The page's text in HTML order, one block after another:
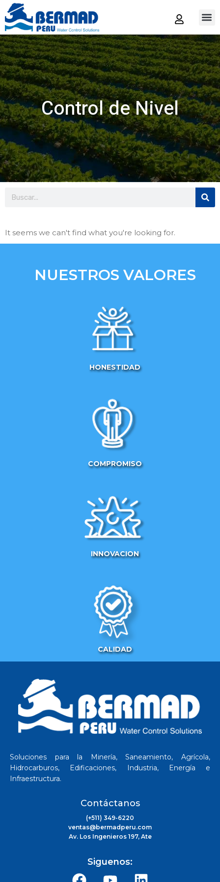
Control de Nivel
It seems we can't find what you're looking for.
NUESTROS VALORES
HONESTIDAD
COMPROMISO
INNOVACION
CALIDAD
Soluciones para la Minería, Saneamiento, Agrícola,
Hidrocarburos, Edificaciones, Industria, Energía e
Infraestructura.
Contáctanos
(+511) 349-6220
ventas@bermadperu.com
Av. Los Ingenieros 197, Ate
Siguenos: